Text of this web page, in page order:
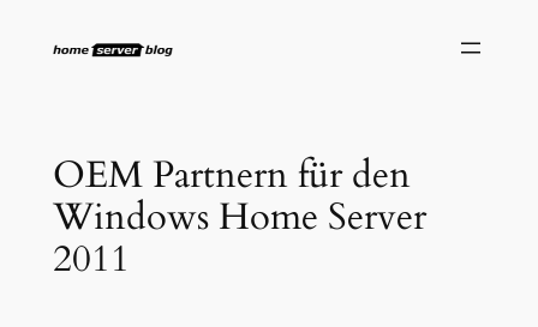
Inhalt
OEM Partnern für den
Windows Home Server
2011